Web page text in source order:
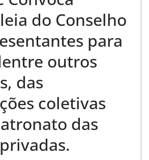
do Conselho
para
outros
das
coletivas
das